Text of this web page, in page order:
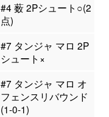
#4 薮 2Pシュート○(2
点)
#7 タンジャ マロ 2P
シュート×
#7 タンジャ マロ オ
フェンスリバウンド
(1-0-1)